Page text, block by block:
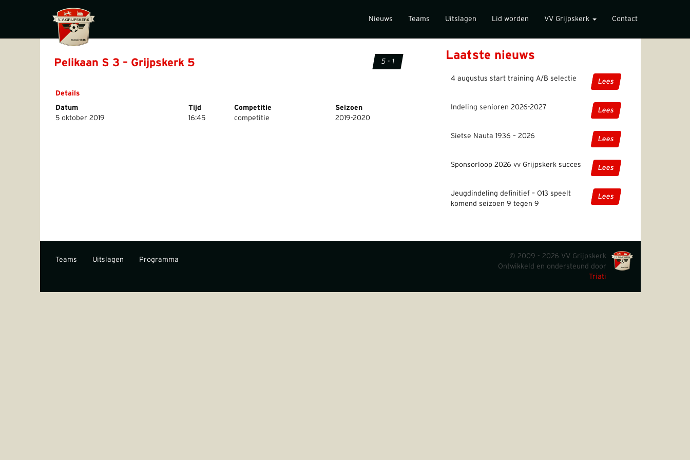
Nieuws Teams Uitslagen Lid worden VV Grijpskerk Contact
Pelikaan S 3 – Grijpskerk 5 5 - 1
Details
Datum
Tijd Competitie
Seizoen
5 oktober 2019
16:45 competitie 2019-2020
Laatste nieuws
4 augustus start training A/B selectie Lees
Indeling senioren 2026-2027 Lees
Sietse Nauta 1936 – 2026 Lees
Sponsorloop 2026 vv Grijpskerk succes Lees
Jeugdindeling definitief – O13 speelt
komend seizoen 9 tegen 9
Lees
Teams Uitslagen Programma
© 2009 - 2026 VV Grijpskerk
Ontwikkeld en ondersteund door
Triati